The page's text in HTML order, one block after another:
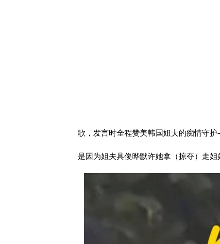
歌，发言时全程赞美韩国姐夫的痴情守
是因为姐夫具俊晔默许她拿（掠夺）走